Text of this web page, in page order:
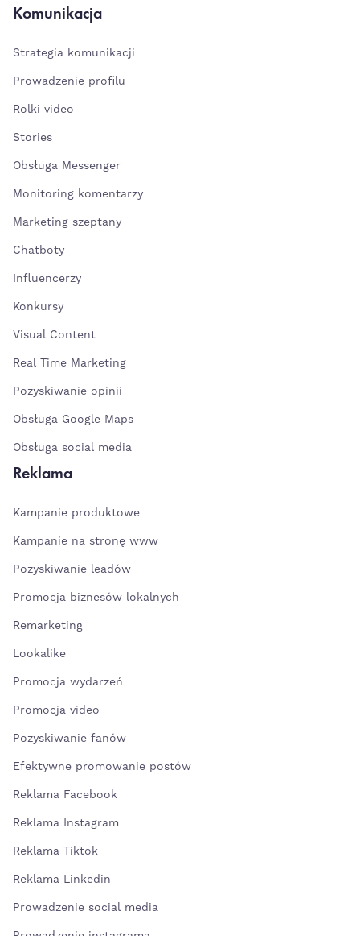
Komunikacja
Strategia komunikacji
Prowadzenie profilu
Rolki video
Stories
Obsługa Messenger
Monitoring komentarzy
Marketing szeptany
Chatboty
Influencerzy
Konkursy
Visual Content
Real Time Marketing
Pozyskiwanie opinii
Obsługa Google Maps
Obsługa social media
Reklama
Kampanie produktowe
Kampanie na stronę www
Pozyskiwanie leadów
Promocja biznesów lokalnych
Remarketing
Lookalike
Promocja wydarzeń
Promocja video
Pozyskiwanie fanów
Efektywne promowanie postów
Reklama Facebook
Reklama Instagram
Reklama Tiktok
Reklama Linkedin
Prowadzenie social media